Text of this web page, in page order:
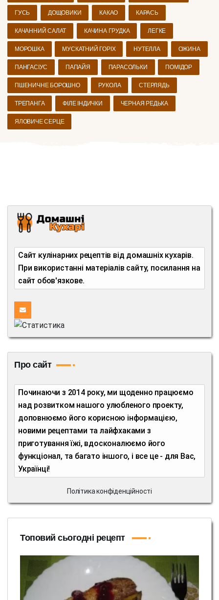
ГУСЬ ДОЩОВИКИ КАКАО КАРАСЬ
КАЧАННИЙ САЛАТ КАЧИНА ГРУДКА ЛЕГКЕ
МОРОШКА МУСКАТНИЙ ГОРІХ НУТЕЛЛА ОЖИНА
ПАНГАСІУС ПАПАЙЯ ПАРАСОЛЬКИ ПОМІДОР
ПШЕНИЧНЕ БОРОШНО РУКОЛА СТЕРЛЯДЬ
ТРЕПАНГА ФІЛЕ ІНДИЧКИ ЧЕРНАЯ РЕДЬКА
ЯЛОВИЧЕ СЕРЦЕ
Сайт кулінарних рецептів від домашніх кухарів.
При використанні матеріалів сайту, посилання на
сайт обов'язкове.
Про сайт
Починаючи з 2014 року, ми щоденно працюємо
над розвитком нашого улюбленого проекту,
доповнюємо його корисною інформацією,
новими рецептами та лайфхаками з
приготування їжі, вдосконалюємо його
функціонал, та багато іншого, і все це - для Вас,
Українці!
Політика конфіденційності
Топовий сьогодні рецепт